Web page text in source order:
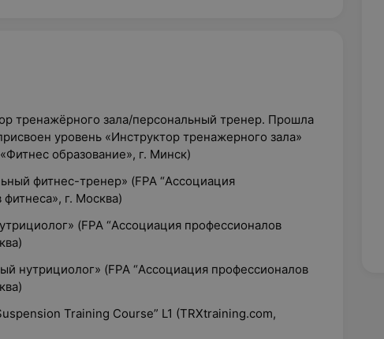
тренажёрного зала/персональный тренер. Прошла
уровень «Инструктор тренажерного зала»
образование», г. Минск)
фитнес-тренер» (FPA “Ассоциация
г. Москва)
(FPA “Ассоциация профессионалов
нутрициолог» (FPA “Ассоциация профессионалов
Training Course” L1 (TRXtraining.com,